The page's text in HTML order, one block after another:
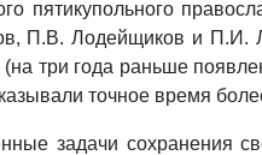
пятикупольного
П.В. Лодейщиков и П.И.
три года раньше
точное время
задачи сохранения